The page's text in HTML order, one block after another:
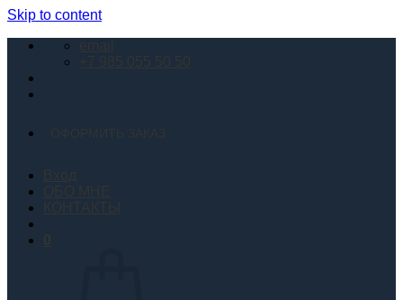
Skip to content
email
+7 985 055 50 50
ОФОРМИТЬ ЗАКАЗ
ОБО МНЕ
КОНТАКТЫ